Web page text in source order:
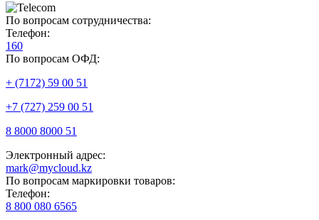
По вопросам сотрудничества:
Телефон:
160
По вопросам ОФД:
+ (7172) 59 00 51
+7 (727) 259 00 51
8 8000 8000 51
Электронный адрес:
mark@mycloud.kz
По вопросам маркировки товаров:
Телефон:
8 800 080 6565